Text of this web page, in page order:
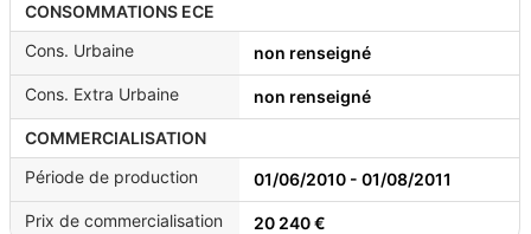
CONSOMMATIONS ECE
Cons. Urbaine
non renseigné
Cons. Extra Urbaine non renseigné
COMMERCIALISATION
Période de production
01/06/2010 - 01/08/2011
Prix de commercialisation 20 240 €